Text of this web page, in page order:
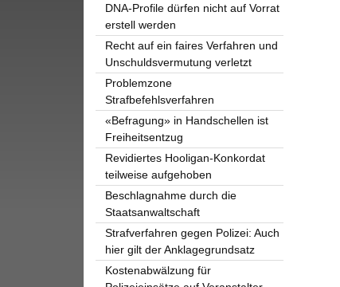
DNA-Profile dürfen nicht auf Vorrat
erstell werden
Recht auf ein faires Verfahren und
Unschuldsvermutung verletzt
Problemzone
Strafbefehlsverfahren
«Befragung» in Handschellen ist
Freiheitsentzug
Revidiertes Hooligan-Konkordat
teilweise aufgehoben
Beschlagnahme durch die
Staatsanwaltschaft
Strafverfahren gegen Polizei: Auch
hier gilt der Anklagegrundsatz
Kostenabwälzung für